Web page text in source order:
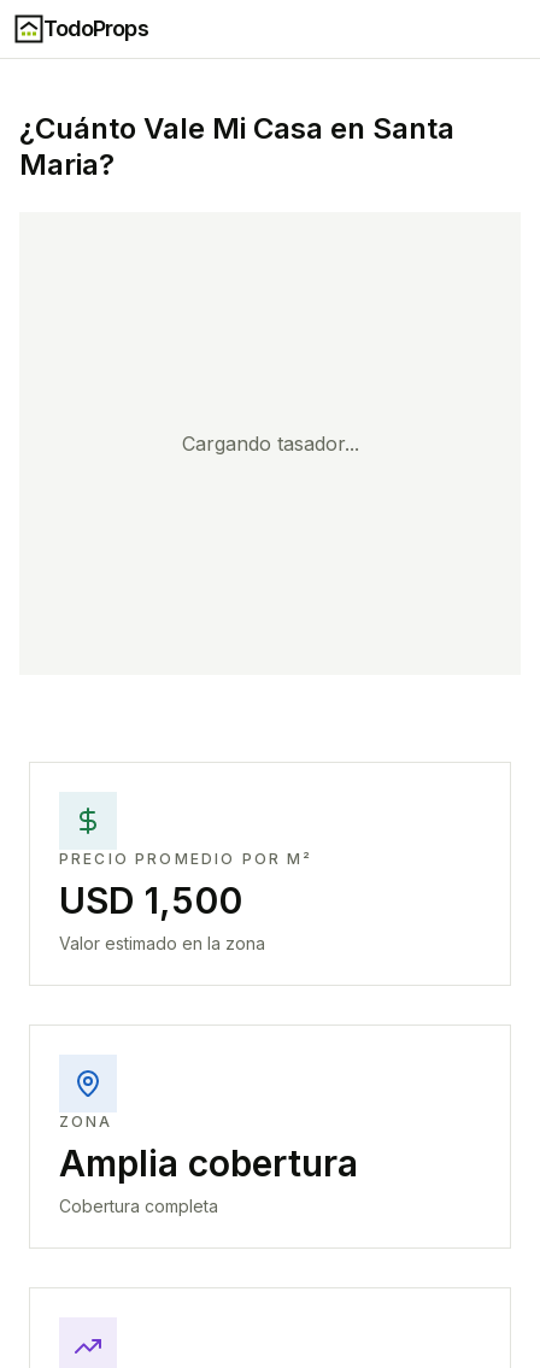
TodoProps
¿Cuánto Vale Mi Casa en Santa
Maria?
Cargando tasador...
PRECIO PROMEDIO POR M²
USD 1,500
Valor estimado en la zona
ZONA
Amplia cobertura
Cobertura completa